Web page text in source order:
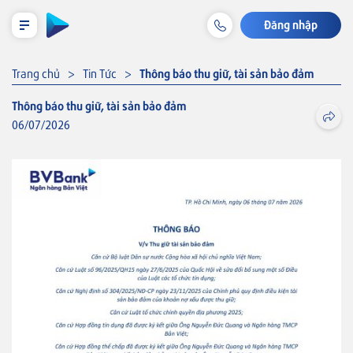
Cá nhân
Tiết kiệm & Đầu tư
Khoản vay
Bảo hiểm liên kết
Đăng nhập
Trang chủ Tin Tức Thông báo thu giữ, tài sản bảo đảm
Thông báo thu giữ, tài sản bảo đảm
06/07/2026
Thẻ VISA